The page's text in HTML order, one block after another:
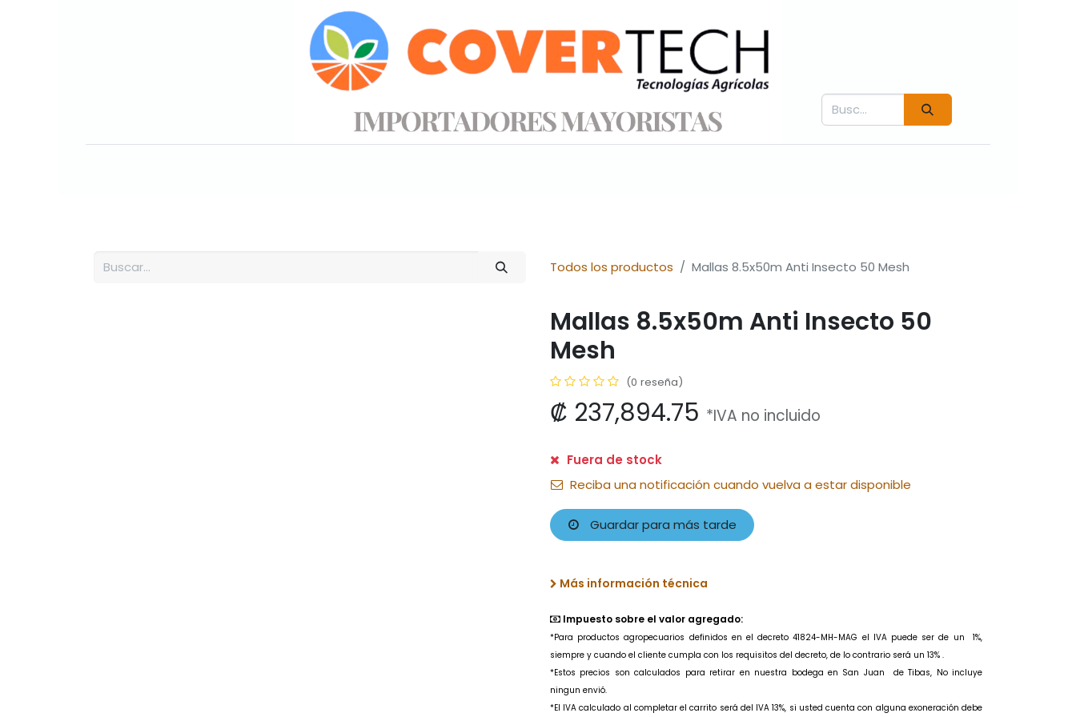
Todos los productos Mallas 8.5x50m Anti Insecto 50 Mesh
Mallas 8.5x50m Anti Insecto 50
Mesh
(0 reseña)
₡ 237,894.75 *IVA no incluido
Fuera de stock
Reciba una notificación cuando vuelva a estar disponible
Guardar para más tarde
Más información técnica
Impuesto sobre el valor agregado:
*Para productos agropecuarios definidos en el decreto 41824-MH-MAG el IVA puede ser de un
1%,
siempre y cuando el cliente cumpla con los requisitos del decreto, de lo contrario será un 13% .
*Estos precios son calculados para retirar en nuestra bodega en San Juan de Tibas, No incluye
ningun envió.
*El IVA calculado al completar el carrito será del IVA 13%, si usted cuenta con alguna exoneración debe